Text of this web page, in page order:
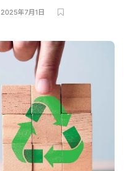
2025年7月1日